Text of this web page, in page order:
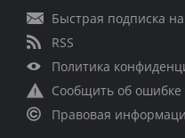
Быстрая подписка
RSS
Политика
Сообщить об ошибке
Правовая